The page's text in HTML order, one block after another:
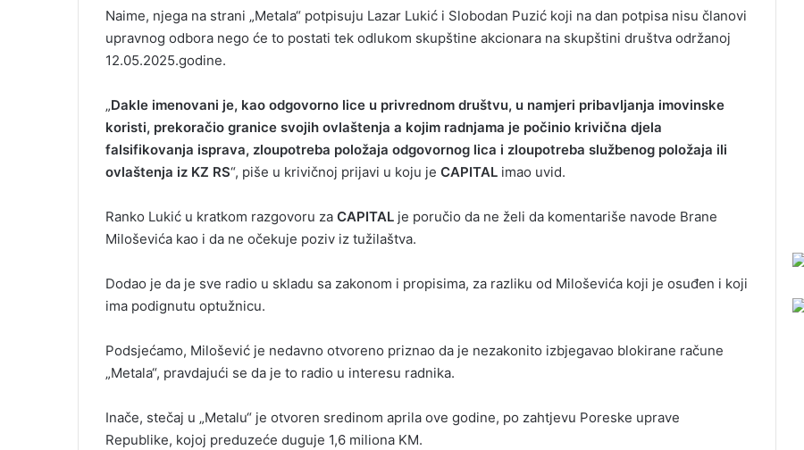
Naime, njega na strani „Metala“ potpisuju Lazar Lukić i Slobodan Puzić koji na dan potpisa nisu članovi
upravnog odbora nego će to postati tek odlukom skupštine akcionara na skupštini društva održanoj
12.05.2025.godine.
„Dakle imenovani je, kao odgovorno lice u privrednom društvu, u namjeri pribavljanja imovinske
koristi, prekoračio granice svojih ovlaštenja a kojim radnjama je počinio krivična djela
falsifikovanja isprava, zloupotreba položaja odgovornog lica i zloupotreba službenog položaja ili
ovlaštenja iz KZ RS“, piše u krivičnoj prijavi u koju je CAPITAL imao uvid.
Ranko Lukić u kratkom razgovoru za CAPITAL je poručio da ne želi da komentariše navode Brane
Miloševića kao i da ne očekuje poziv iz tužilaštva.
Dodao je da je sve radio u skladu sa zakonom i propisima, za razliku od Miloševića koji je osuđen i koji
ima podignutu optužnicu.
Podsjećamo, Milošević je nedavno otvoreno priznao da je nezakonito izbjegavao blokirane račune
„Metala“, pravdajući se da je to radio u interesu radnika.
Inače, stečaj u „Metalu“ je otvoren sredinom aprila ove godine, po zahtjevu Poreske uprave
Republike, kojoj preduzeće duguje 1,6 miliona KM.